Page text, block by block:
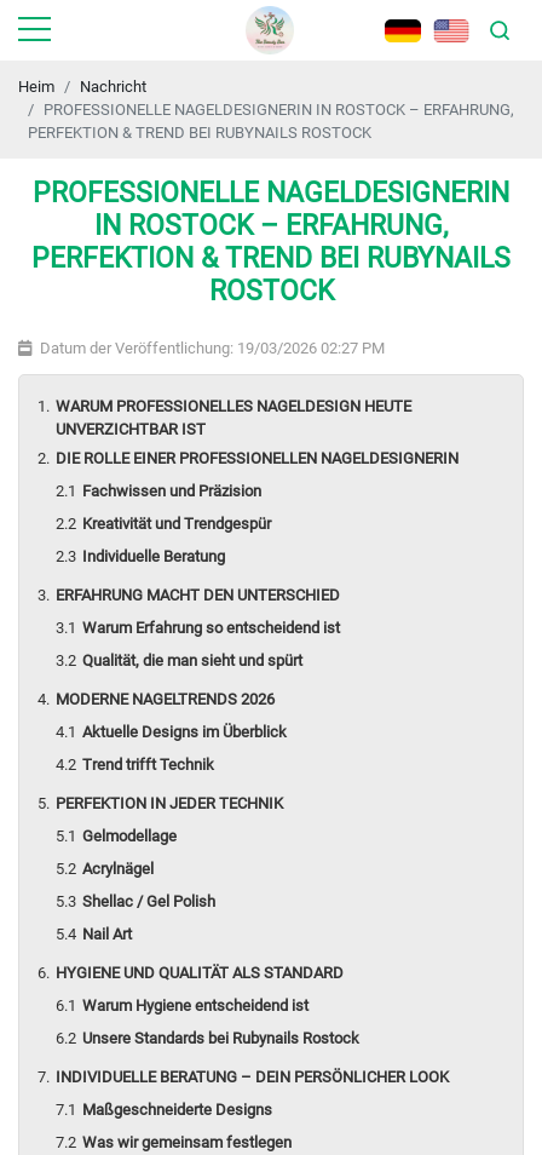
Heim
Nachricht
PROFESSIONELLE NAGELDESIGNERIN IN ROSTOCK – ERFAHRUNG,
PERFEKTION & TREND BEI RUBYNAILS ROSTOCK
PROFESSIONELLE NAGELDESIGNERIN
IN ROSTOCK – ERFAHRUNG,
PERFEKTION & TREND BEI RUBYNAILS
ROSTOCK
Datum der Veröffentlichung: 19/03/2026 02:27 PM
WARUM PROFESSIONELLES NAGELDESIGN HEUTE
UNVERZICHTBAR IST
DIE ROLLE EINER PROFESSIONELLEN NAGELDESIGNERIN
Fachwissen und Präzision
Kreativität und Trendgespür
Individuelle Beratung
ERFAHRUNG MACHT DEN UNTERSCHIED
Warum Erfahrung so entscheidend ist
Qualität, die man sieht und spürt
MODERNE NAGELTRENDS 2026
Aktuelle Designs im Überblick
Trend trifft Technik
PERFEKTION IN JEDER TECHNIK
Gelmodellage
Acrylnägel
Shellac / Gel Polish
Nail Art
HYGIENE UND QUALITÄT ALS STANDARD
Warum Hygiene entscheidend ist
Unsere Standards bei Rubynails Rostock
INDIVIDUELLE BERATUNG – DEIN PERSÖNLICHER LOOK
Maßgeschneiderte Designs
Was wir gemeinsam festlegen